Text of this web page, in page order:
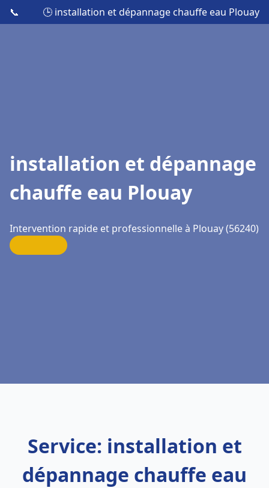
📞 🕒 installation et dépannage chauffe eau Plouay
installation et dépannage
chauffe eau Plouay
Intervention rapide et professionnelle à Plouay (56240)
Service: installation et
dépannage chauffe eau